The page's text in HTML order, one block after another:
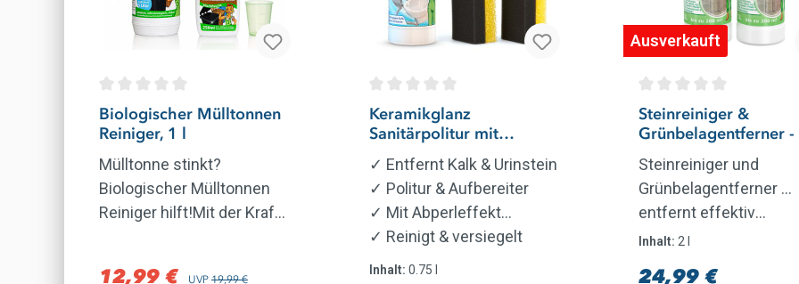
Durchschnittliche Bewertung von 0 von 5 Sternen
Biologischer Mülltonnen
Reiniger, 1 l
Mülltonne stinkt?
Biologischer Mülltonnen
Reiniger hilft!Mit der Kraft
Verkaufspreis:
12,99 € Regulärer Preis:
UVP 19,99 €
Durchschnittliche Bewertung von 0 von 5 Sternen
Keramikglanz
Sanitärpolitur mit
Pinienöl, 750 ml
✓ Entfernt Kalk & Urinstein
✓ Politur & Aufbereiter
✓ Mit Abperleffekt
✓ Reinigt & versiegelt
✓ Made in Germany
Inhalt: 0.75 l
Ausverkauft
Durchschnittliche
Steinreiniger &
Grünbelagentferner -
Steinreiniger und
Grünbelagentferner ...
entfernt effektiv
Grünbelag Steinreiniger
Inhalt: 2 l
Regulärer Preis:
24,99 €